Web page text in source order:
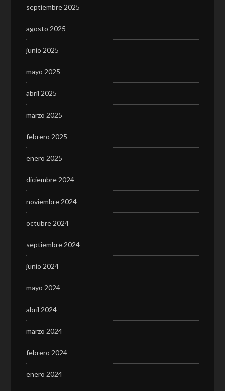
septiembre 2025
agosto 2025
junio 2025
mayo 2025
abril 2025
marzo 2025
febrero 2025
enero 2025
diciembre 2024
noviembre 2024
octubre 2024
septiembre 2024
junio 2024
mayo 2024
abril 2024
marzo 2024
febrero 2024
enero 2024